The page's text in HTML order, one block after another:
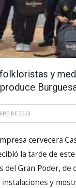
y
DE 2023
cervecera
la tarde de
del Gran Poder,
y